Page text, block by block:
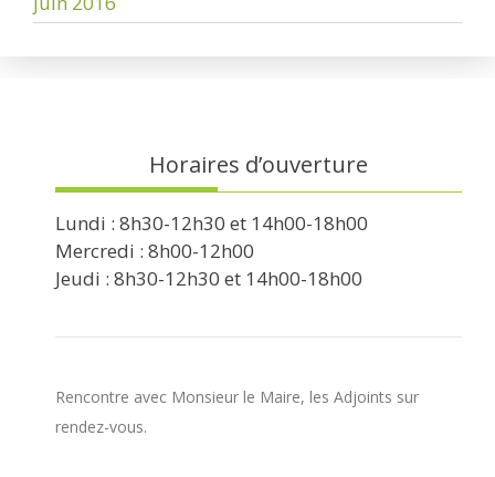
Horaires d’ouverture
Lundi : 8h30-12h30 et 14h00-18h00
Mercredi : 8h00-12h00
Jeudi : 8h30-12h30 et 14h00-18h00
Rencontre avec Monsieur le Maire, les Adjoints sur
rendez-vous.